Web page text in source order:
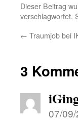
Dieser Beitrag
verschlagwortet.
← Traumjob bei
3
07/